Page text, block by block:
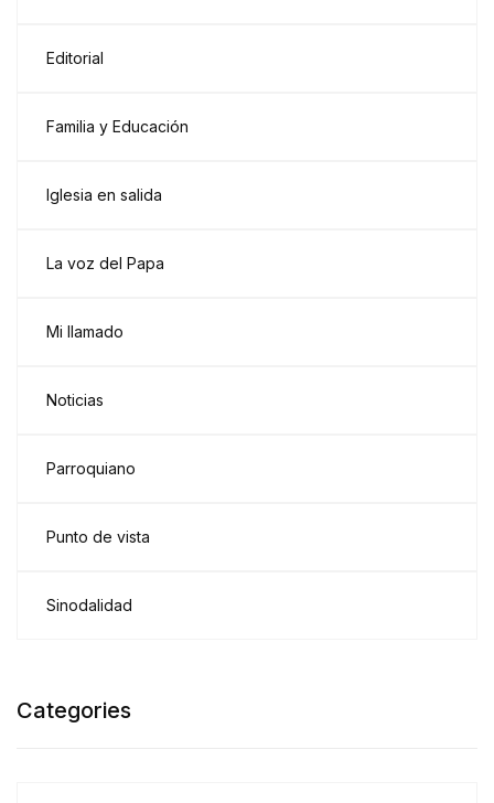
Editorial
Familia y Educación
Iglesia en salida
La voz del Papa
Mi llamado
Noticias
Parroquiano
Punto de vista
Sinodalidad
Categories